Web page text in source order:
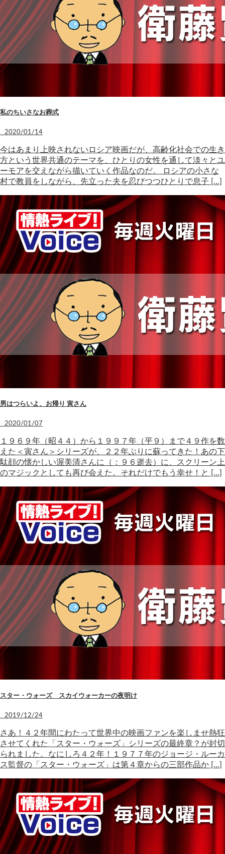
私のちいさなお葬式
2020/01/14
今はあまり上映されないロシア映画だが、高齢化社会での生き
方という世界共通のテーマを、ひとりの女性を通して淡々とユ
ーモアを交えながら描いていく作品なのだ。 ロシアの小さな
村で教員をしながら、先立った夫を忍びつつひとりで息子 […]
男はつらいよ、お帰り 寅さん
2020/01/07
１９６９年（昭４４）から１９９７年（平９）まで４９作を数
えた＜寅さん＞シリーズが、２２年ぶりに蘇ってきた！あの下
駄顔の懐かしい渥美清さんに（：９６逝去）に、スクリーン上
のマジックとしても再び会えた。それだけでもう幸せ！と […]
スター・ウォーズ スカイウォーカーの夜明け
2019/12/24
さあ！４２年間にわたって世界中の映画ファンを楽しませ熱狂
させてくれた「スター・ウォーズ」シリーズの最終章？が封切
られました。なにしろ４２年！１９７７年のジョージ・ルーカ
ス監督の「スター・ウォーズ」は第４章からの三部作品か […]